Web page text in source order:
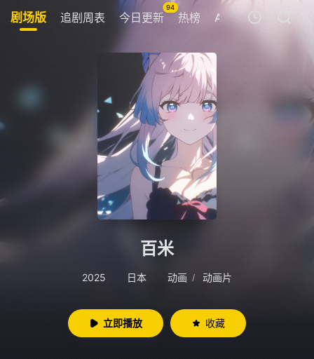
剧场版 追剧周表 今日更新
94
热榜 APP Ai女友💋（
我的观影记录
暂无观看影片的记录
百米
2025 日本 动画 / 动画片
立即播放 收藏